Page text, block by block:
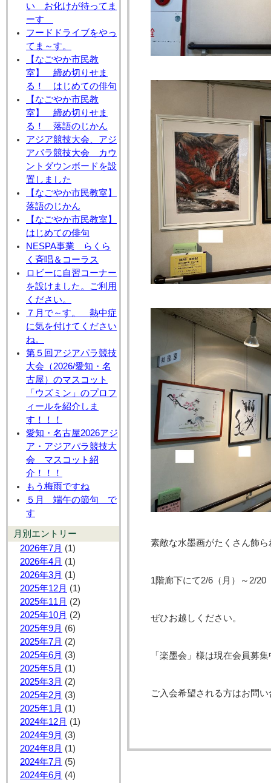
い お化けが待ってま
ーす
フードドライブをやっ
てま～す。
【なごやか市民教
室】 締め切りせま
る！ はじめての俳句
【なごやか市民教
室】 締め切りせま
る！ 落語のじかん
アジア競技大会、アジ
アパラ競技大会 カウ
ントダウンボードを設
置しました
【なごやか市民教室】
落語のじかん
【なごやか市民教室】
はじめての俳句
NESPA事業 らくら
く斉唱＆コーラス
ロビーに自習コーナー
を設けました。ご利用
ください。
７月で～す。 熱中症
に気を付けてください
ね。
第５回アジアパラ競技
大会（2026/愛知・名
古屋）のマスコット
「ウズミン」のプロフ
ィールを紹介しま
す！！！
愛知・名古屋2026アジ
ア・アジアパラ競技大
会 マスコット紹
介！！！
もう梅雨ですね
５月 端午の節句 で
す
月別エントリー
2026年7月 (1)
2026年4月 (1)
2026年3月 (1)
2025年12月 (1)
2025年11月 (2)
2025年10月 (2)
2025年9月 (6)
2025年7月 (2)
2025年6月 (3)
2025年5月 (1)
2025年3月 (2)
2025年2月 (3)
2025年1月 (1)
2024年12月 (1)
2024年9月 (3)
2024年8月 (1)
2024年7月 (5)
2024年6月 (4)
素敵な水墨画がたくさん飾
1階廊下にて2/6（月）～2/
ぜひお越しください。
「楽墨会」様は現在会員募
ご入会希望される方はお問